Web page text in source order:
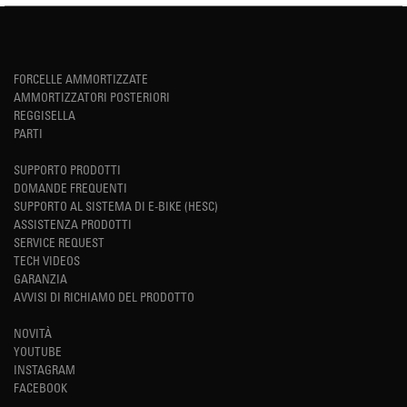
FORCELLE AMMORTIZZATE
AMMORTIZZATORI POSTERIORI
REGGISELLA
PARTI
SUPPORTO PRODOTTI
DOMANDE FREQUENTI
SUPPORTO AL SISTEMA DI E-BIKE (HESC)
ASSISTENZA PRODOTTI
SERVICE REQUEST
TECH VIDEOS
GARANZIA
AVVISI DI RICHIAMO DEL PRODOTTO
NOVITÀ
YOUTUBE
INSTAGRAM
FACEBOOK